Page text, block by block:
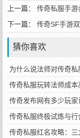
上一篇： 传奇私服手
下一篇： 传奇SF手游
猜你喜欢
为什么说法师对传奇
传奇私服玩转法师成
传奇发布网有多少玩
传奇私服终极试炼与
传奇私服红名攻略：